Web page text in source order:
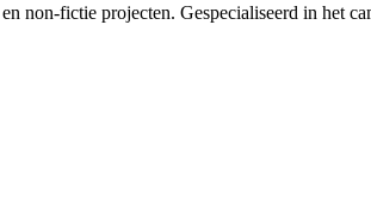
fictie projecten. Gespecialiseerd in het